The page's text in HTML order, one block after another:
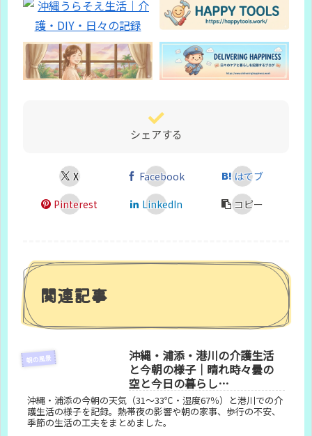
シェアする
X Facebook
はてブ
Pinterest
LinkedIn コピー
関連記事
朝の風景
沖縄・浦添・港川の介護生活
と今朝の様子｜晴れ時々曇の
空と今日の暮らし
（2026/7/27）
沖縄・浦添の今朝の天気（31〜33℃・湿度67％）と港川での介
護生活の様子を記録。熱帯夜の影響や朝の家事、歩行の不安、
季節の生活の工夫をまとめました。